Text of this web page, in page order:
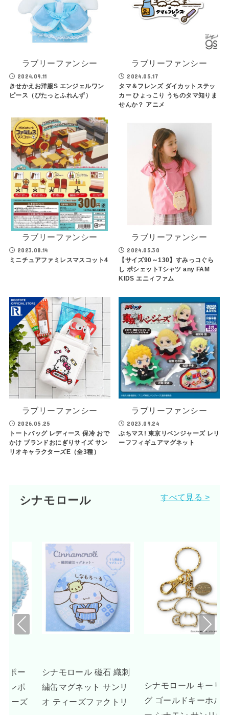
ラブリーファンシー
2024.09.11
きせかえお洋服S エンジェルワン
ピース（ぴたっとふれんず）
ラブリーファンシー
2024.05.17
タマ＆フレンズ ダイカットステッ
カー ひょっこり うちのタマ知りま
せんか？ アニメ
ラブリーファンシー
2023.08.14
ミニチュアファミレスマスコット4
ラブリーファンシー
2024.05.30
【サイズ90～130】すみっコぐら
し ポシェットTシャツ any FAM
KIDS エニィファム
ラブリーファンシー
2026.05.25
トートバッグ レディース 保冷 おで
かけ ブランドおにぎりサイズ サン
リオキャラクターズE（全3種）
ラブリーファンシー
2023.09.24
ぶちマス! 東京リベンジャーズ レリ
ーフフィギュアマグネット
シナモロール すべて見る >
シナモロール キーリン
グ ゴールドキーホルダ
UNDONE シナモロール
腕時計 グッズ ドリーミ
ーベージュ
Pre
Nex